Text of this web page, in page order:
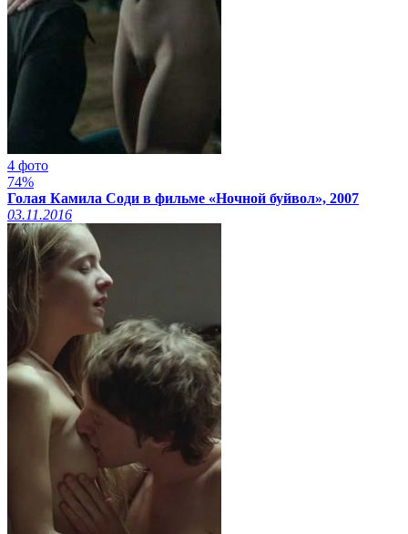
4 фото
74%
Голая Камила Соди в фильме «Ночной буйвол», 2007
03.11.2016